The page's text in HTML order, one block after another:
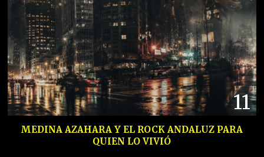
11
MEDINA AZAHARA Y EL ROCK ANDALUZ PARA
QUIEN LO VIVIÓ